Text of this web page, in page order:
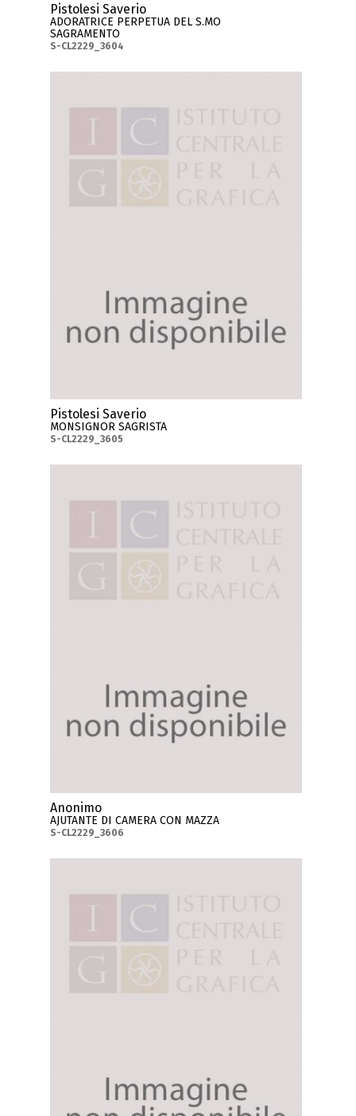
Pistolesi Saverio
ADORATRICE PERPETUA DEL S.MO
SAGRAMENTO
S-CL2229_3604
Pistolesi Saverio
MONSIGNOR SAGRISTA
S-CL2229_3605
Anonimo
AJUTANTE DI CAMERA CON MAZZA
S-CL2229_3606